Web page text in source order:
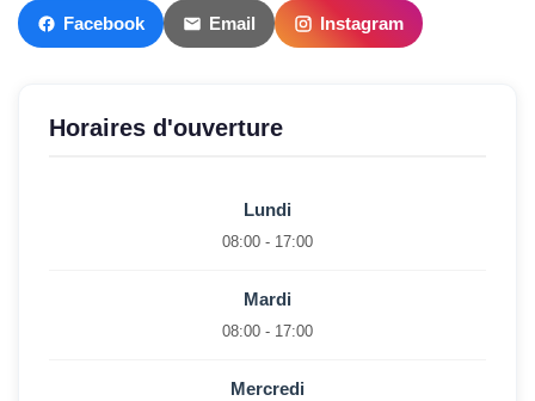
Facebook Email Instagram
Horaires d'ouverture
Lundi
08:00 - 17:00
Mardi
08:00 - 17:00
Mercredi